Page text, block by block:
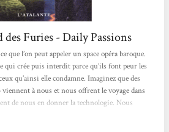
des Furies - Daily Passions
que l’on peut appeler un space opéra baroque.
qui crée puis interdit parce qu’ils font peur les
qu’ainsi elle condamne. Imaginez que des
à nous et nous offrent le voyage dans
de nous en donner la technologie. Nous
est tombé en panne. Les Tritons exigent que